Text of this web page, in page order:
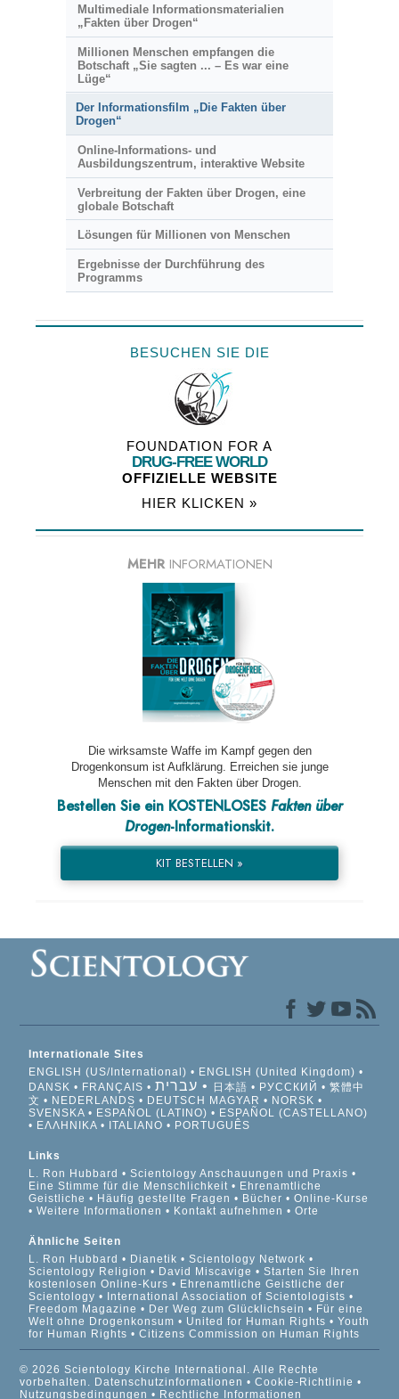
Multimediale Informationsmaterialien
„Fakten über Drogen“
Millionen Menschen empfangen die
Botschaft „Sie sagten ... – Es war eine
Lüge“
Der Informationsfilm „Die Fakten über
Drogen“
Online-Informations- und
Ausbildungszentrum, interaktive Website
Verbreitung der Fakten über Drogen, eine
globale Botschaft
Lösungen für Millionen von Menschen
Ergebnisse der Durchführung des
Programms
BESUCHEN SIE DIE
FOUNDATION FOR A
DRUG-FREE WORLD
OFFIZIELLE WEBSITE
HIER KLICKEN »
MEHR INFORMATIONEN
Die wirksamste Waffe im Kampf gegen den
Drogenkonsum ist Aufklärung. Erreichen sie junge
Menschen mit den Fakten über Drogen.
Bestellen Sie ein KOSTENLOSES Fakten über
Drogen-Informationskit.
KIT BESTELLEN »
Internationale Sites
ENGLISH (US/International)
ENGLISH (United Kingdom)
DANSK
FRANÇAIS עברית 日本語 РУССКИЙ
繁體中
文
NEDERLANDS DEUTSCH MAGYAR
NORSK
SVENSKA
ESPAÑOL (LATINO)
ESPAÑOL (CASTELLANO)
ΕΛΛΗΝΙΚA
ITALIANO PORTUGUÊS
Links
L. Ron Hubbard
Scientology Anschauungen und Praxis
Eine Stimme für die Menschlichkeit
Ehrenamtliche
Geistliche
Häufig gestellte Fragen Bücher
Online-Kurse
Weitere Informationen
Kontakt aufnehmen Orte
Ähnliche Seiten
L. Ron Hubbard
Dianetik
Scientology Network
Scientology Religion
David Miscavige
Starten Sie Ihren
kostenlosen Online-Kurs
Ehrenamtliche Geistliche der
Scientology
International Association of Scientologists
Freedom Magazine
Der Weg zum Glücklichsein
Für eine
Welt ohne Drogenkonsum
United for Human Rights
Youth
for Human Rights
Citizens Commission on Human Rights
© 2026 Scientology Kirche International. Alle Rechte
vorbehalten. Datenschutzinformationen •Cookie-Richtlinie •
Nutzungsbedingungen • Rechtliche Informationen